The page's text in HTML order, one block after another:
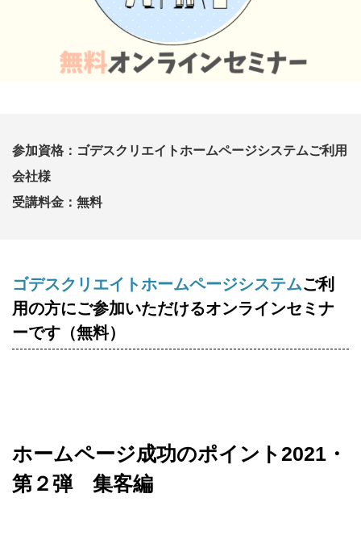
参加資格：ゴデスクリエイトホームページシステムご利用
会社様
受講料金：無料
ゴデスクリエイトホームページシステムご利
用の方にご参加いただけるオンラインセミナ
ーです（無料）
ホームページ成功のポイント2021・
第２弾 集客編